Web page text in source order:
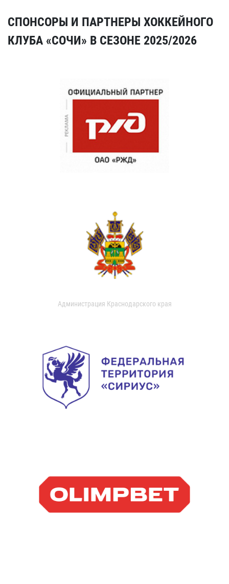
СПОНСОРЫ И ПАРТНЕРЫ ХОККЕЙНОГО
КЛУБА «СОЧИ» В СЕЗОНЕ 2025/2026
Администрация Краснодарского края